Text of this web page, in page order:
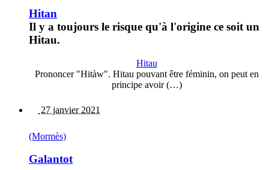
Hitan
Il y a toujours le risque qu'à l'origine ce soit un
Hitau.
Hitau
Prononcer "Hitàw". Hitau pouvant être féminin, on peut en
principe avoir (…)
27 janvier 2021
(Mormès)
Galantot